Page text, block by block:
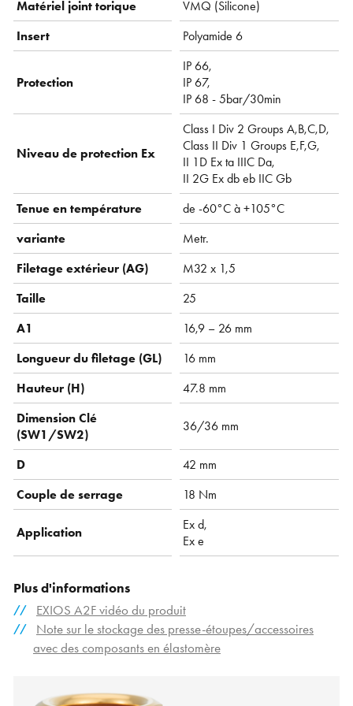
Matériel joint torique
VMQ ( Silicone)
Insert
Polyamide 6
Protection
IP 66,
IP 67,
IP 68 - 5bar/30min
Niveau de protection Ex
Class I Div 2 Groups A,B,C,D,
Class II Div 1 Groups E,F,G,
II 1D Ex ta IIIC Da,
II 2G Ex db eb IIC Gb
Tenue en température
de -60°C à +105°C
variante
Metr.
Filetage extérieur (AG)
M32 x 1,5
Taille
25
A1
16,9 – 26 mm
Longueur du filetage (GL)
16 mm
Hauteur (H)
47.8 mm
Dimension Clé
(SW1/SW2)
36/36 mm
D
42 mm
Couple de serrage
18 Nm
Application
Ex d,
Ex e
Plus d'informations
EXIOS A2F vidéo du produit
Note sur le stockage des presse-étoupes/accessoires
avec des composants en élastomère